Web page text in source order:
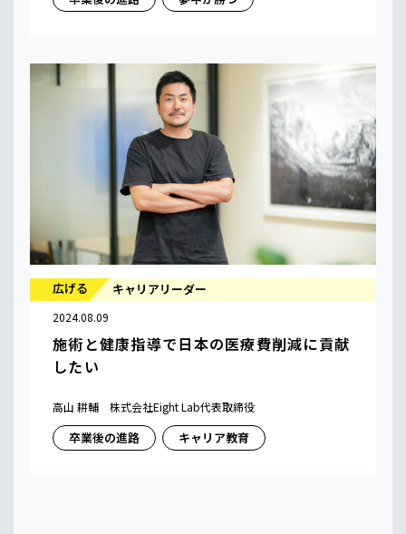
広げる キャリアリーダー
2024.08.09
施術と健康指導で日本の医療費削減に貢献
したい
高山 耕輔 株式会社Eight Lab代表取締役
卒業後の進路 キャリア教育